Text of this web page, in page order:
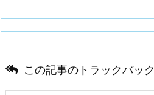
この記事のトラックバッ